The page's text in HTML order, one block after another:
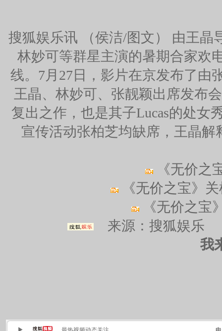
搜狐娱乐讯 （侯洁/图文） 由王晶
林妙可等群星主演的暑期合家欢
线。7月27日，影片在京发布了由
王晶、林妙可、张靓颖出席发布
复出之作，也是其子Lucas的处女
宣传活动张柏芝均缺席，王晶
《无价之
《无价之宝》
《无价之宝
来源： 搜狐娱乐
我